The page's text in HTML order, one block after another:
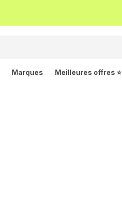
Marques Meilleures offres ⭐